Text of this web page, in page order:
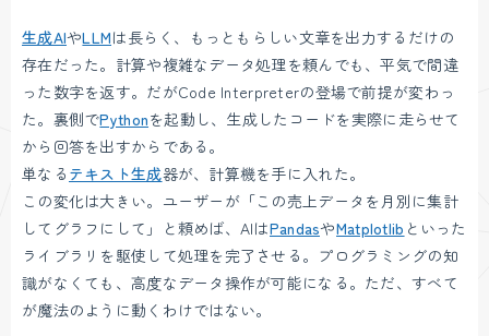
生成AIやLLMは長らく、もっともらしい文章を出力するだけの
存在だった。計算や複雑なデータ処理を頼んでも、平気で間違
った数字を返す。だがCode Interpreterの登場で前提が変わっ
た。裏側でPythonを起動し、生成したコードを実際に走らせて
から回答を出すからである。
単なる テキスト生成器が、計算機を手に入れた。
この変化は大きい。ユーザーが「この売上データを月別に集計
してグラフにして」と頼めば、AIはPandasやMatplotlib といった
ライブラリを駆使して処理を完了させる。プログラミングの知
識がなくても、高度なデータ操作が可能になる。ただ、すべて
が魔法のように動くわけではない。